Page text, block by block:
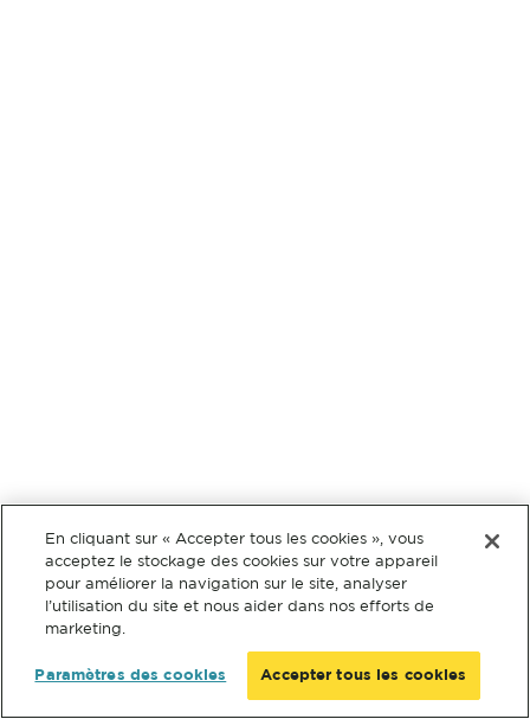
En cliquant sur « Accepter tous les cookies », vous
acceptez le stockage des cookies sur votre appareil
pour améliorer la navigation sur le site, analyser
l’utilisation du site et nous aider dans nos efforts de
marketing.
Paramètres des cookies Accepter tous les cookies